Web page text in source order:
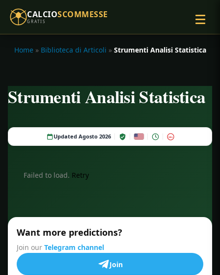
CALCIOSCOMMESSE
GRATIS
Home» Biblioteca di Articoli » Strumenti Analisi Statistica
Strumenti Analisi Statistica
Updated Agosto 2026 18+
Failed to load. Retry
Want more predictions?
Join our Telegram channel
Join